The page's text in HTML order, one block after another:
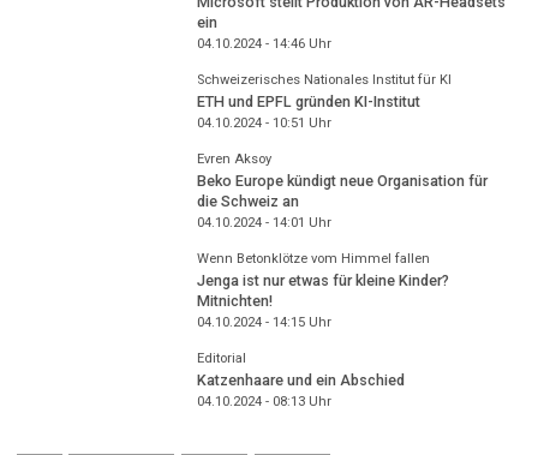
ein
04.10.2024 - 14:46Uhr
Schweizerisches Nationales Institut für KI
ETH und EPFL gründen KI-Institut
04.10.2024 - 10:51 Uhr
Evren Aksoy
Beko Europe kündigt neue Organisation für
die Schweiz an
04.10.2024 - 14:01 Uhr
Wenn Betonklötze vom Himmel fallen
Jenga ist nur etwas für kleine Kinder?
Mitnichten!
04.10.2024 - 14:15Uhr
Editorial
Katzenhaare und ein Abschied
04.10.2024 - 08:13Uhr